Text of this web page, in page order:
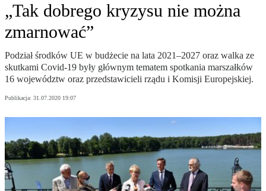
„Tak dobrego kryzysu nie można
zmarnować”
Podział środków UE w budżecie na lata 2021–2027 oraz walka ze
skutkami Covid-19 były głównym tematem spotkania marszałków
16 województw oraz przedstawicieli rządu i Komisji Europejskiej.
Publikacja: 31.07.2020 19:07